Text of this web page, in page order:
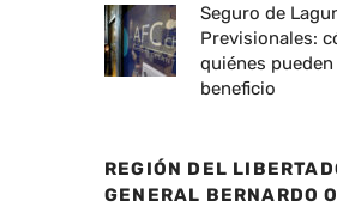
Seguro de
Previsionales:
quiénes
beneficio
REGIÓN DEL
GENERAL BERNARDO